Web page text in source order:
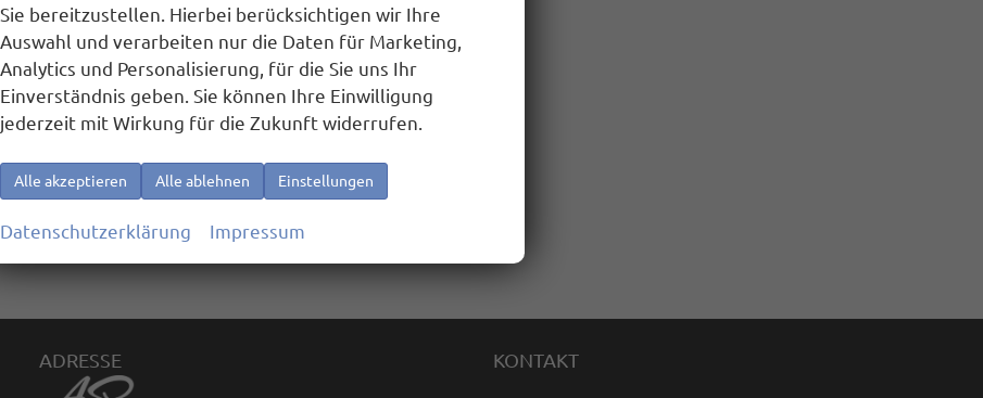
ADRESSE KONTAKT
Sie bereitzustellen. Hierbei berücksichtigen wir Ihre
Auswahl und verarbeiten nur die Daten für Marketing,
Analytics und Personalisierung, für die Sie uns Ihr
Einverständnis geben. Sie können Ihre Einwilligung
jederzeit mit Wirkung für die Zukunft widerrufen.
Alle akzeptieren Alle ablehnen Einstellungen
Datenschutzerklärung Impressum